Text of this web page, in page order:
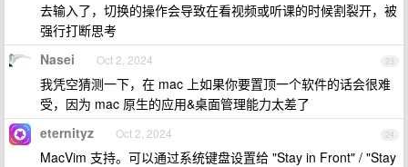
去输入了，切换的操作会导致在看视频或听课的时候割裂开，被
强行打断思考
23
Nasei Oct 2, 2024
我凭空猜测一下，在 mac 上如果你要置顶一个软件的话会很难
受，因为 mac 原生的应用&桌面管理能力太差了
24
eternityz Oct 2, 2024
MacVim 支持。可以通过系统键盘设置给 "Stay in Front" / "Stay